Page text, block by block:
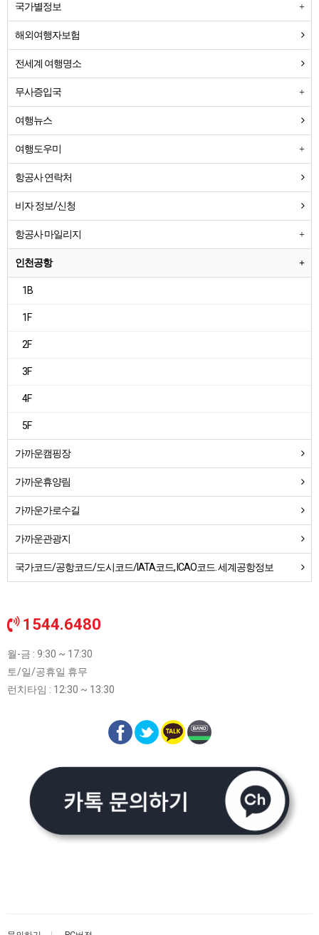
국가별정보
해외여행자보험
전세계 여행명소
무사증입국
여행뉴스
여행도우미
항공사 연락처
비자 정보/신청
항공사 마일리지
인천공항
1B
1F
2F
3F
4F
5F
가까운캠핑장
가까운휴양림
가까운가로수길
가까운관광지
국가코드/공항코드/도시코드/IATA코드, ICAO코드. 세계공항정보
1544.6480
월-금 : 9:30 ~ 17:30
토/일/공휴일 휴무
런치타임 : 12:30 ~ 13:30